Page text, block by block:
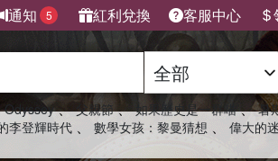
通知 5 紅利兌換 客服中心
Odyssey 、 父親節 、 如果歷史是一群喵 、 暑
李登輝時代 、 數學女孩：黎曼猜想 、 偉大的